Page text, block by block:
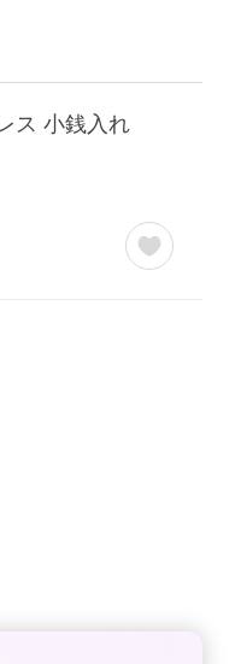
ス 小銭入れ